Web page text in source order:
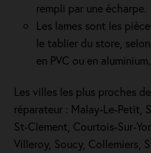
rempli par une écharpe.
Les lames sont les
le tablier du store,
en PVC ou en aluminium.
Les villes les plus proches
réparateur : Malay-Le-Petit,
St-Clement, Courtois-Sur-
Villeroy, Soucy, Collemiers,